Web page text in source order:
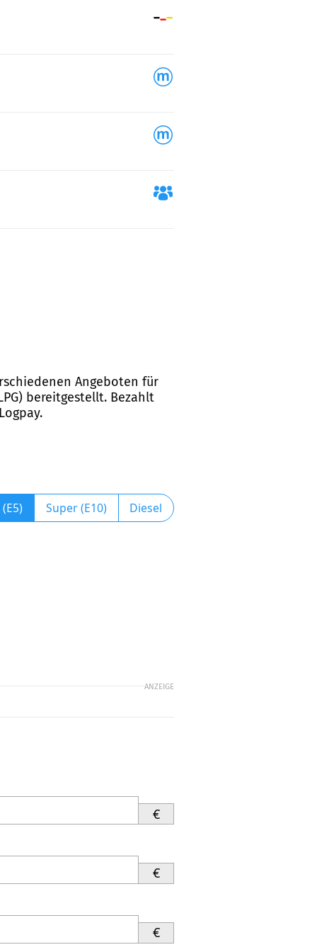
Angeboten für
bereitgestellt. Bezahlt
Super (E10) Diesel
ANZEIGE
€
€
€